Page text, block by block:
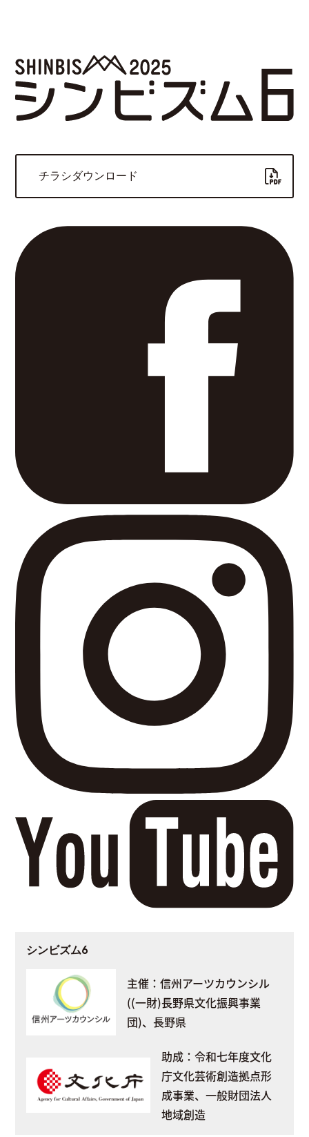
チラシダウンロード
シンビズム6
主催：信州アーツカウンシル
((一財)長野県文化振興事業
団)、長野県
助成：令和七年度文化
庁文化芸術創造拠点形
成事業、一般財団法人
地域創造